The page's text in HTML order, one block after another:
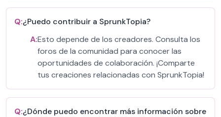
Q:¿Puedo contribuir a SprunkTopia?
A:Esto depende de los creadores. Consulta los
foros de la comunidad para conocer las
oportunidades de colaboración. ¡Comparte
tus creaciones relacionadas con SprunkTopia!
Q:¿Dónde puedo encontrar más información sobre